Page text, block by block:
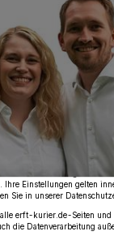
Philipp Bolz und
Teilnahme auf dem
speichern und greifen auf
Kennungen auf Ihrem
Technologien für die
Ihnen Dienste
sind, sind manche
so relevant für Sie. Sie
zu ändern oder
Link Einstellungen oder
Ihre Einstellungen gelten
Sie in unserer
erft-kurier.de-Seiten
die Datenverarbeitung